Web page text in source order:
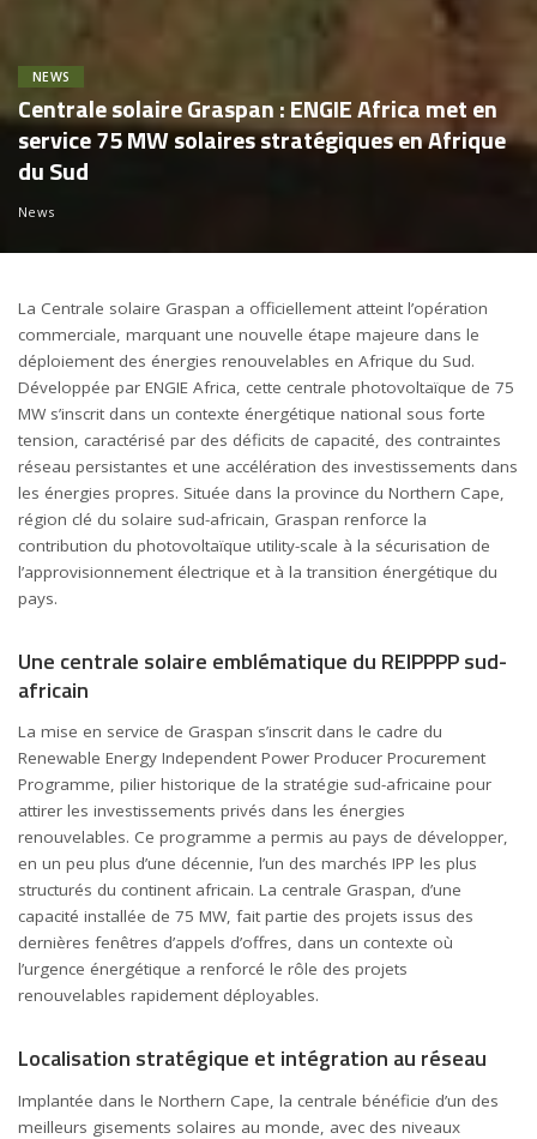
NEWS
Centrale solaire Graspan : ENGIE Africa met en
service 75 MW solaires stratégiques en Afrique
du Sud
News
La Centrale solaire Graspan a officiellement atteint l’opération
commerciale, marquant une nouvelle étape majeure dans le
déploiement des énergies renouvelables en Afrique du Sud.
Développée par ENGIE Africa, cette centrale photovoltaïque de 75
MW s’inscrit dans un contexte énergétique national sous forte
tension, caractérisé par des déficits de capacité, des contraintes
réseau persistantes et une accélération des investissements dans
les énergies propres. Située dans la province du Northern Cape,
région clé du solaire sud-africain, Graspan renforce la
contribution du photovoltaïque utility-scale à la sécurisation de
l’approvisionnement électrique et à la transition énergétique du
pays.
Une centrale solaire emblématique du REIPPPP sud-
africain
La mise en service de Graspan s’inscrit dans le cadre du
Renewable Energy Independent Power Producer Procurement
Programme, pilier historique de la stratégie sud-africaine pour
attirer les investissements privés dans les énergies
renouvelables. Ce programme a permis au pays de développer,
en un peu plus d’une décennie, l’un des marchés IPP les plus
structurés du continent africain. La centrale Graspan, d’une
capacité installée de 75 MW, fait partie des projets issus des
dernières fenêtres d’appels d’offres, dans un contexte où
l’urgence énergétique a renforcé le rôle des projets
renouvelables rapidement déployables.
Localisation stratégique et intégration au réseau
Implantée dans le Northern Cape, la centrale bénéficie d’un des
meilleurs gisements solaires au monde, avec des niveaux